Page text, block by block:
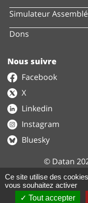
Simulateur
Dons
Nous suivre
Facebook
X
Linkedin
Instagram
Bluesky
© Datan
Nos données
Ce site utilise des
vous souhaitez activer
Tout accepter